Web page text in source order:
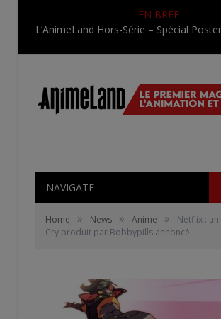
EN BREF
NAVIGATE
Home » News » Anime »
Netflix :
Cry produit par Bobbypills annoncé